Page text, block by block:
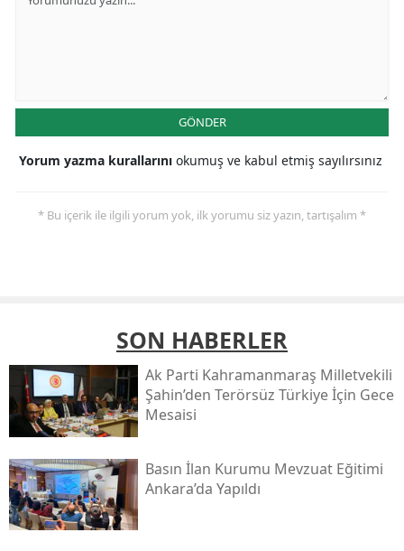
GÖNDER
Yorum yazma kurallarını okumuş ve kabul etmiş sayılırsınız
* Bu içerik ile ilgili yorum yok, ilk yorumu siz yazın, tartışalım *
SON HABERLER
Ak Parti Kahramanmaraş Milletvekili
Şahin’den Terörsüz Türkiye İçin Gece
Mesaisi
Basın İlan Kurumu Mevzuat Eğitimi
Ankara’da Yapıldı